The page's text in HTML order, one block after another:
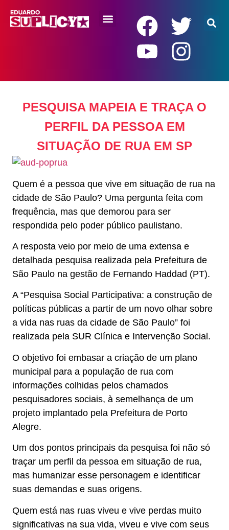
PESQUISA MAPEIA E TRAÇA O
PERFIL DA PESSOA EM
SITUAÇÃO DE RUA EM SP
Quem é a pessoa que vive em situação de rua na
cidade de São Paulo? Uma pergunta feita com
frequência, mas que demorou para ser
respondida pelo poder público paulistano.
A resposta veio por meio de uma extensa e
detalhada pesquisa realizada pela Prefeitura de
São Paulo na gestão de Fernando Haddad (PT).
A “Pesquisa Social Participativa: a construção de
políticas públicas a partir de um novo olhar sobre
a vida nas ruas da cidade de São Paulo” foi
realizada pela SUR Clínica e Intervenção Social.
O objetivo foi embasar a criação de um plano
municipal para a população de rua com
informações colhidas pelos chamados
pesquisadores sociais, à semelhança de um
projeto implantado pela Prefeitura de Porto
Alegre.
Um dos pontos principais da pesquisa foi não só
traçar um perfil da pessoa em situação de rua,
mas humanizar esse personagem e identificar
suas demandas e suas origens.
Quem está nas ruas viveu e vive perdas muito
significativas na sua vida, viveu e vive com seus